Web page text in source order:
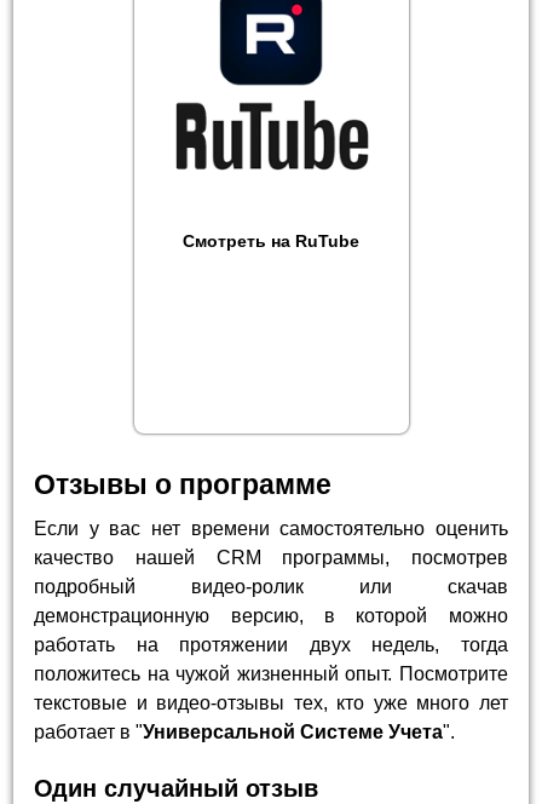
Смотреть на RuTube
Отзывы о программе
Если у вас нет времени самостоятельно оценить
качество нашей CRM программы, посмотрев
подробный видео-ролик или скачав
демонстрационную версию, в которой можно
работать на протяжении двух недель, тогда
положитесь на чужой жизненный опыт. Посмотрите
текстовые и видео-отзывы тех, кто уже много лет
работает в "Универсальной Системе Учета".
Один случайный отзыв